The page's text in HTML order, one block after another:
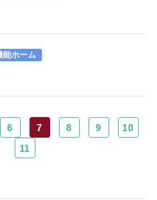
能ホーム
6 7 8 9 10
11